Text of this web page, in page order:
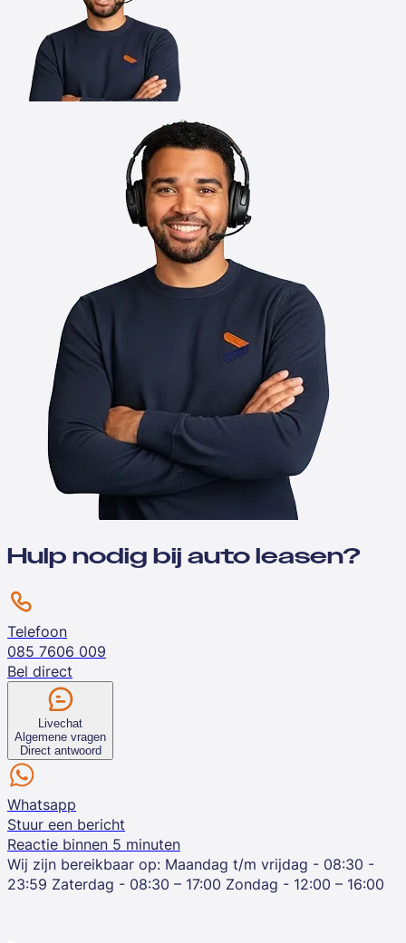
Hulp nodig bij auto leasen?
Telefoon
085 7606 009
Bel direct
Livechat
Algemene vragen
Direct antwoord
Whatsapp
Stuur een bericht
Reactie binnen 5 minuten
Wij zijn bereikbaar op: Maandag t/m vrijdag - 08:30 -
23:59 Zaterdag - 08:30 – 17:00 Zondag - 12:00 – 16:00